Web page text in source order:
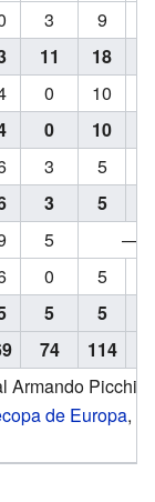
3 9
11 18
0 10
0 10
3 5
3 5
5
—
0 5
5 5
74 114
Armando Picchi.
de Europa,